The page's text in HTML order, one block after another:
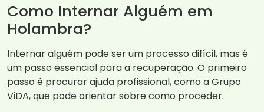
Como Internar Alguém em
Holambra?
Internar alguém pode ser um processo difícil, mas é
um passo essencial para a recuperação. O primeiro
passo é procurar ajuda profissional, como a Grupo
ViDA, que pode orientar sobre como proceder.